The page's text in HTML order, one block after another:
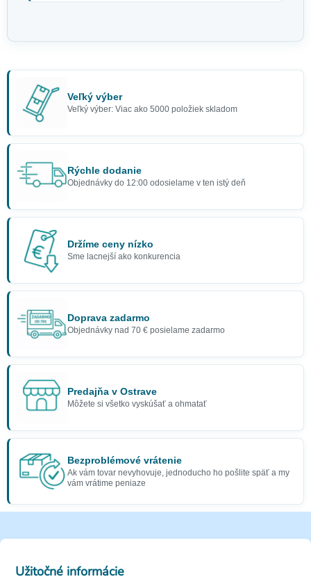
Veľký výber
Veľký výber: Viac ako 5000 položiek skladom
Rýchle dodanie
Objednávky do 12:00 odosielame v ten istý deň
Držíme ceny nízko
Sme lacnejší ako konkurencia
Doprava zadarmo
Objednávky nad 70 € posielame zadarmo
Predajňa v Ostrave
Môžete si všetko vyskúšať a ohmatať
Bezproblémové vrátenie
Ak vám tovar nevyhovuje, jednoducho ho pošlite späť a my
vám vrátime peniaze
Užitočné informácie